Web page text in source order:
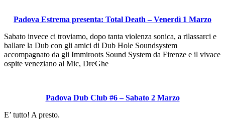
Padova Estrema presenta: Total Death – Venerdì 1 Marzo
Sabato invece ci troviamo, dopo tanta violenza sonica, a rilassarci e
ballare la Dub con gli amici di Dub Hole Soundsystem
accompagnato da gli Immiroots Sound System da Firenze e il vivace
ospite veneziano al Mic, DreGhe
Padova Dub Club #6 – Sabato 2 Marzo
E’ tutto! A presto.